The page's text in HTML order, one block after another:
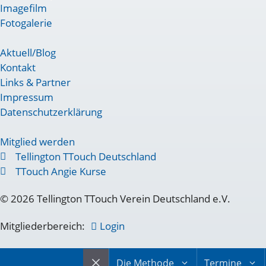
Imagefilm
Fotogalerie
Aktuell/Blog
Kontakt
Links & Partner
Impressum
Datenschutzerklärung
Mitglied werden
Tellington TTouch Deutschland
TTouch Angie Kurse
© 2026 Tellington TTouch Verein Deutschland e.V.
Mitgliederbereich:
Login
Die Methode Termine